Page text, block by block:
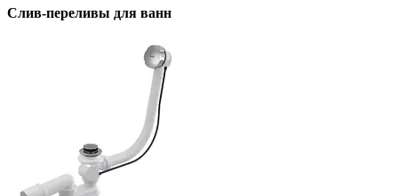
Слив-переливы для ванн